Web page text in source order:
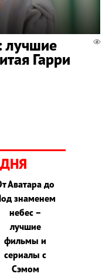
лучшие
Гарри
Аватара до
знаменем
небес –
лучшие
фильмы и
сериалы с
Сэмом